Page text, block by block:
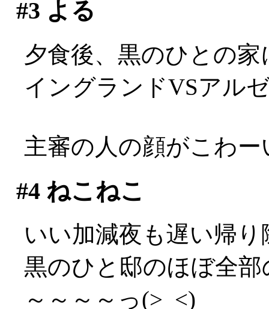
#3 よる
夕食後、黒のひとの
イングランドVSアル
主審の人の顔がこわー
#4ねこねこ
いい加減夜も遅い帰り
黒のひと邸のほぼ全
～～～～っ(>_<)